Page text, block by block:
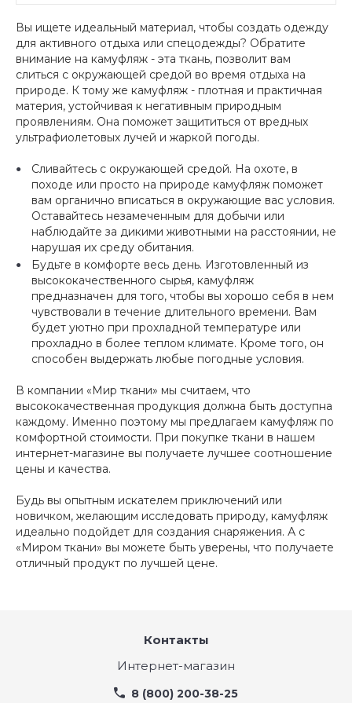
Вы ищете идеальный материал, чтобы создать одежду
для активного отдыха или спецодежды? Обратите
внимание на камуфляж - эта ткань, позволит вам
слиться с окружающей средой во время отдыха на
природе. К тому же камуфляж - плотная и практичная
материя, устойчивая к негативным природным
проявлениям. Она поможет защититься от вредных
ультрафиолетовых лучей и жаркой погоды.
Сливайтесь с окружающей средой. На охоте, в
походе или просто на природе камуфляж поможет
вам органично вписаться в окружающие вас условия.
Оставайтесь незамеченным для добычи или
наблюдайте за дикими животными на расстоянии, не
нарушая их среду обитания.
Будьте в комфорте весь день. Изготовленный из
высококачественного сырья, камуфляж
предназначен для того, чтобы вы хорошо себя в нем
чувствовали в течение длительного времени. Вам
будет уютно при прохладной температуре или
прохладно в более теплом климате. Кроме того, он
способен выдержать любые погодные условия.
В компании «Мир ткани» мы считаем, что
высококачественная продукция должна быть доступна
каждому. Именно поэтому мы предлагаем камуфляж по
комфортной стоимости. При покупке ткани в нашем
интернет-магазине вы получаете лучшее соотношение
цены и качества.
Будь вы опытным искателем приключений или
новичком, желающим исследовать природу, камуфляж
идеально подойдет для создания снаряжения. А с
«Миром ткани» вы можете быть уверены, что получаете
отличный продукт по лучшей цене.
Контакты
Интернет-магазин
8 (800) 200-38-25